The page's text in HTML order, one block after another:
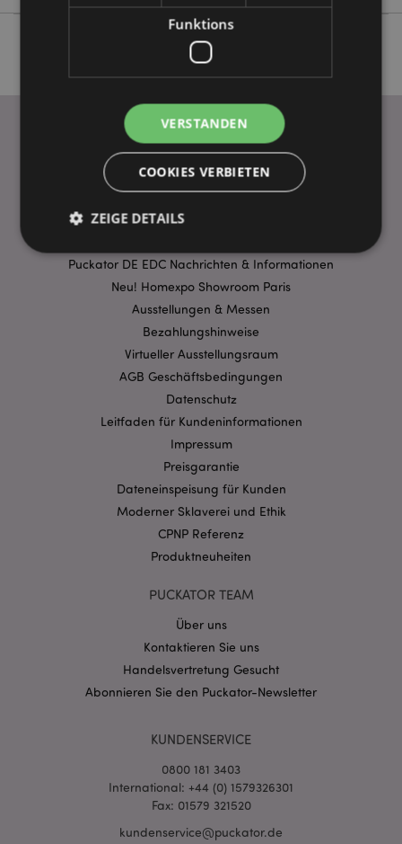
WICHTIGE INFORMATION
FAQ
Lieferbedingungen
Puckator DE EDC Nachrichten & Informationen
Neu! Homexpo Showroom Paris
Ausstellungen & Messen
Bezahlungshinweise
Virtueller Ausstellungsraum
AGB Geschäftsbedingungen
Datenschutz
Leitfaden für Kundeninformationen
Impressum
Preisgarantie
Dateneinspeisung für Kunden
Moderner Sklaverei und Ethik
CPNP Referenz
Produktneuheiten
PUCKATOR TEAM
Über uns
Kontaktieren Sie uns
Handelsvertretung Gesucht
Abonnieren Sie den Puckator-Newsletter
KUNDENSERVICE
0800 181 3403
International: +44 (0) 1579326301
Fax: 01579 321520
kundenservice@puckator.de
Funktions
VERSTANDEN
COOKIES VERBIETEN
ZEIGE DETAILS
Unbedingt notwendige
Leistungs
Ausrichten
Funktions
Streng-notwendige-Cookies ermöglichen
Kernfunktionen der Website wie die
Benutzeranmeldung und die Kontoverwaltung.
Website nicht richtig genutzt werden.
CookieScriptConsent
.puckator.de
Datenschutzbestimmungen von Google